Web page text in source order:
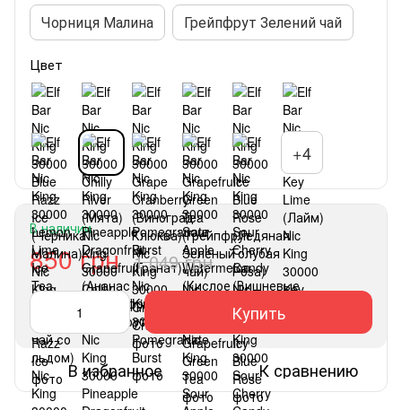
Чорниця Малина Грейпфрут Зелений чай
Цвет
+4
В наличии
850 грн 1 049 грн
Купить
В избранное К сравнению